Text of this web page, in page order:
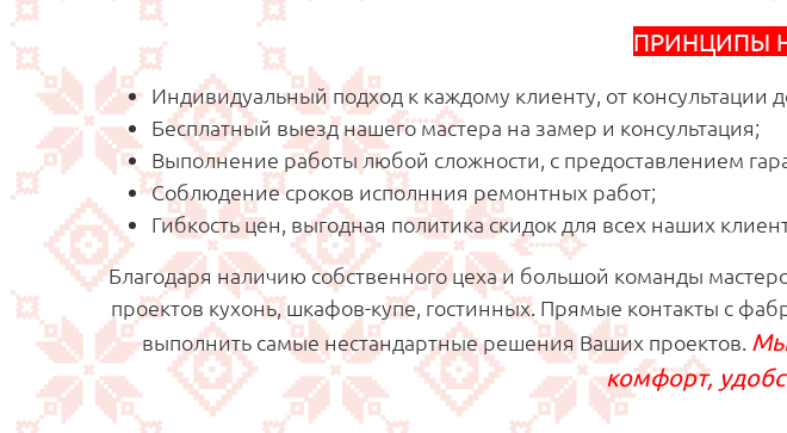
ПРИНЦИПЫ
Индивидуальный подход к каждому клиенту, от консультации
Бесплатный выезд нашего мастера на замер и консультация;
Выполнение работы любой сложности, с предоставлением
Соблюдение сроков исполнния ремонтных работ;
Гибкость цен, выгодная политика скидок для всех наших
Благодаря наличию собственного цеха и большой команды
проектов кухонь, шкафов-купе, гостинных. Прямые контакты с
выполнить самые нестандартные решения Ваших проектов. Мы
комфорт,